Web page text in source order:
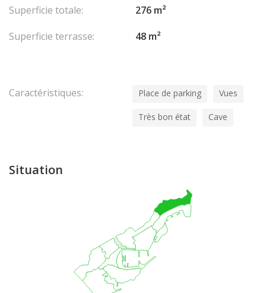
Superficie totale:
276 m²
Superficie terrasse:
48 m²
Caractéristiques: Place de parking Vues
Très bon état Cave
Situation